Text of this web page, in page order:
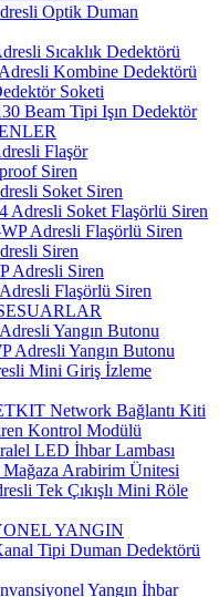
Optik Duman
Sıcaklık Dedektörü
Kombine Dedektörü
Soketi
Beam Tipi Işın Dedektör
Flaşör
Siren
Soket Siren
Adresli Soket Flaşörlü Siren
Adresli Flaşörlü Siren
Siren
Adresli Siren
Flaşörlü Siren
Yangın Butonu
Adresli Yangın Butonu
Mini Giriş İzleme
Network Bağlantı Kiti
Kontrol Modülü
LED İhbar Lambası
Arabirim Ünitesi
Tek Çıkışlı Mini Röle
YANGIN
Tipi Duman Dedektörü
Yangın İhbar